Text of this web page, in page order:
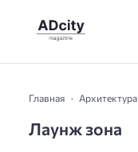
Главная Архитектура
Лаунж зона